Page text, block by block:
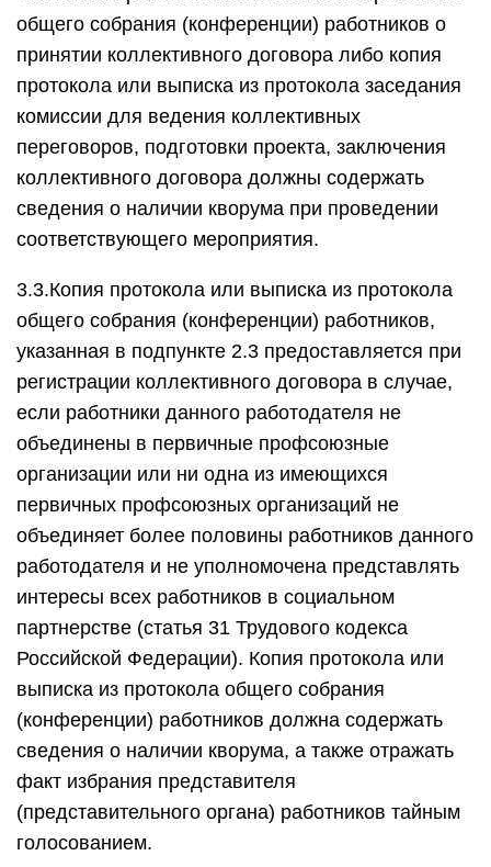
общего собрания (конференции) работников о
принятии коллективного договора либо копия
протокола или выписка из протокола заседания
комиссии для ведения коллективных
переговоров, подготовки проекта, заключения
коллективного договора должны содержать
сведения о наличии кворума при проведении
соответствующего мероприятия.
3.3.Копия протокола или выписка из протокола
общего собрания (конференции) работников,
указанная в подпункте 2.3 предоставляется при
регистрации коллективного договора в случае,
если работники данного работодателя не
объединены в первичные профсоюзные
организации или ни одна из имеющихся
первичных профсоюзных организаций не
объединяет более половины работников данного
работодателя и не уполномочена представлять
интересы всех работников в социальном
партнерстве (статья 31 Трудового кодекса
Российской Федерации). Копия протокола или
выписка из протокола общего собрания
(конференции) работников должна содержать
сведения о наличии кворума, а также отражать
факт избрания представителя
(представительного органа) работников тайным
голосованием.